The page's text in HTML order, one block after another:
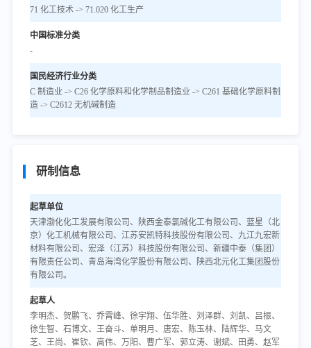
71 化工技术 -> 71.020 化工生产
中国标准分类
-
国民经济行业分类
C 制造业 -> C26 化学原料和化学制品制造业 -> C261 基础化学原料制
造 -> C2612 无机碱制造
研制信息
起草单位
天津渤化化工发展有限公司、陕西金泰氯碱化工有限公司、蓝星（北
京）化工机械有限公司、江苏安凯特科技股份有限公司、九江九宏新
材料有限公司、宏泽（江苏）科技股份有限公司、新疆中泰（集团）
有限责任公司、青岛海湾化学股份有限公司、陕西北元化工集团股份
有限公司。
起草人
李明杰、贺鹏飞、乔霄峰、徐宇翔、伍华胜、刘泽群、刘凯、吕振、
徐生智、石博文、王奋斗、单明月、唐宏、陈玉林、陆辉华、马文
芝、王尚、崔钦、高伟、万阳、曹广军、郭立涛、谢斌、田勇、赵军